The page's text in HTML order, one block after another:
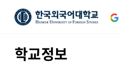
학교정보